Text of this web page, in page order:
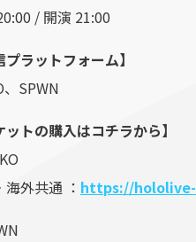
/ 開演 21:00
プラットフォーム】
、SPWN
ットの購入はコチラから】
海外共通 ： https://